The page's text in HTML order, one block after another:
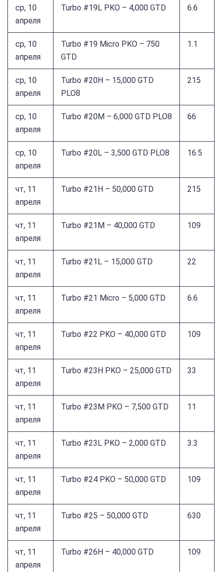
ср, 10
апреля
Turbo #19L PKO – 4,000 GTD 6.6
ср, 10
апреля
Turbo #19 Micro PKO – 750
GTD
1.1
ср, 10
апреля
Turbo #20H – 15,000 GTD
PLO8
215
ср, 10
апреля
Turbo #20M – 6,000 GTD PLO8 66
ср, 10
апреля
Turbo #20L – 3,500 GTD PLO8 16.5
чт, 11
апреля
Turbo #21H – 50,000 GTD 215
чт, 11
апреля
Turbo #21M – 40,000 GTD 109
чт, 11
апреля
Turbo #21L – 15,000 GTD 22
чт, 11
апреля
Turbo #21 Micro – 5,000 GTD 6.6
чт, 11
апреля
Turbo #22 PKO – 40,000 GTD 109
чт, 11
апреля
Turbo #23H PKO – 25,000 GTD 33
чт, 11
апреля
Turbo #23M PKO – 7,500 GTD 11
чт, 11
апреля
Turbo #23L PKO – 2,000 GTD 3.3
чт, 11
апреля
Turbo #24 PKO – 50,000 GTD 109
чт, 11
апреля
Turbo #25 – 50,000 GTD 630
чт, 11
апреля
Turbo #26H – 40,000 GTD 109